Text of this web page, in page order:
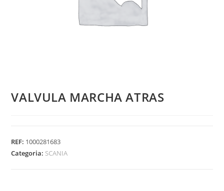
VALVULA MARCHA ATRAS
REF: 1000281683
Categoria: SCANIA